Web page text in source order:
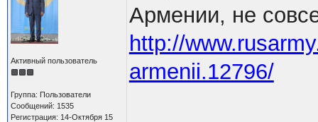
Активный пользователь
Группа: Пользователи
Сообщений: 1535
Регистрация: 14-Октября 15
Армении, не
http://
armenii.12796/